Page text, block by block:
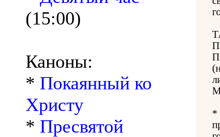
(15:00)
Каноны:
* Покаянный ко
Христу
* Пресвятой
*